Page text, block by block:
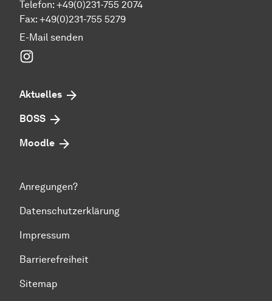
Telefon: +49(0)231-755 2074
Fax: +49(0)231-755 5279
E-Mail senden
Aktuelles
BOSS
Moodle
Anregungen?
Datenschutzerklärung
Impressum
Barrierefreiheit
Sitemap